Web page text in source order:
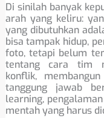
Di sinilah banyak
arah yang keliru:
yang dibutuhkan
bisa tampak hidup,
foto, tetapi belum
tentang cara tim
konflik,
tanggung jawab
learning,
mentah yang harus